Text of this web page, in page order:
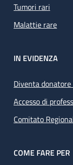
Tumori rari
Malattie rare
IN EVIDENZA
Diventa
Accesso di
Comitato
COME FARE PER